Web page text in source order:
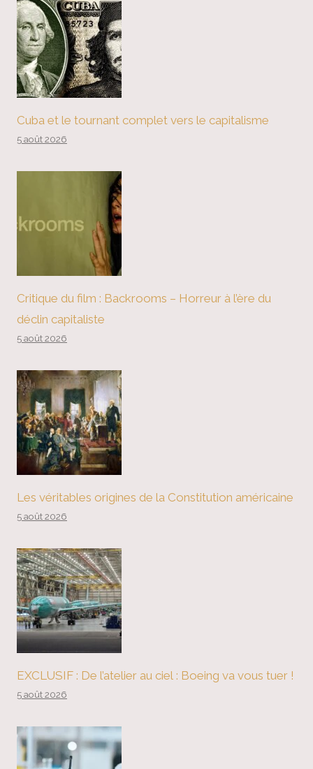
Cuba et le tournant complet vers le capitalisme
5 août 2026
Critique du film : Backrooms – Horreur à l’ère du
déclin capitaliste
5 août 2026
Les véritables origines de la Constitution américaine
5 août 2026
EXCLUSIF : De l’atelier au ciel : Boeing va vous tuer !
5 août 2026